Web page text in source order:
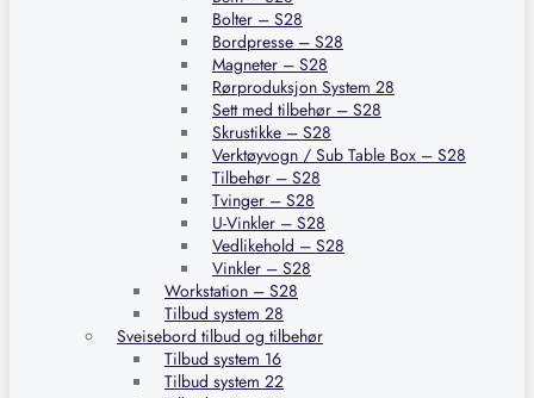
Bolter – S28
Bordpresse – S28
Magneter – S28
Rørproduksjon System 28
Sett med tilbehør – S28
Skrustikke – S28
Verktøyvogn / Sub Table Box – S28
Tilbehør – S28
Tvinger – S28
U-Vinkler – S28
Vedlikehold – S28
Vinkler – S28
Workstation – S28
Tilbud system 28
Sveisebord tilbud og tilbehør
Tilbud system 16
Tilbud system 22